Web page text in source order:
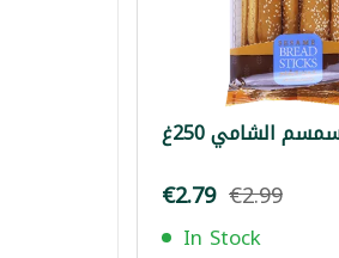
الشامي 250غ
€2.79 €2.99
In Stock